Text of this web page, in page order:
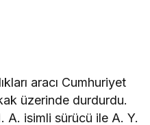
aracı Cumhuriyet
üzerinde durdurdu.
A. isimli sürücü ile A. Y.